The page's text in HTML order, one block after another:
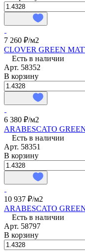
7 260 ₽/м2
CLOVER GREEN
Есть в наличии
Арт. 58352
В корзину
6 380 ₽/м2
ARABESCATO
Есть в наличии
Арт. 58351
В корзину
10 937 ₽/м2
ARABESCATO
Есть в наличии
Арт. 58797
В корзину